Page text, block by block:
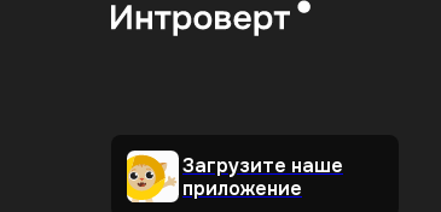
Загрузите наше
приложение